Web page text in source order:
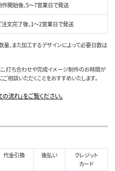
作開始後、5～7営業日で発送
注文完了後、1～2営業日で発送
、また加工するデザインによって必要日数は
、打ち合わせや完成イメージ制作のお時間が
相談いただくことをおすすめいたします。
流れ」をご覧ください。
代金引換 後払い
クレジット
カード